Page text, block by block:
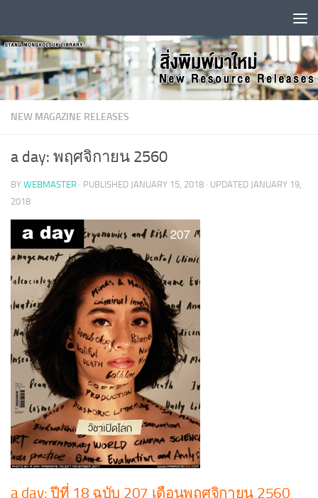
NEW MAGAZINE RELEASES
a day: พฤศจิกายน 2560
BY WEBMASTER · PUBLISHED JANUARY 15, 2018 · UPDATED JANUARY 19,
2018
a day: ปีที่ 18 ฉบับ 207 เดือนพฤศจิกายน 2560